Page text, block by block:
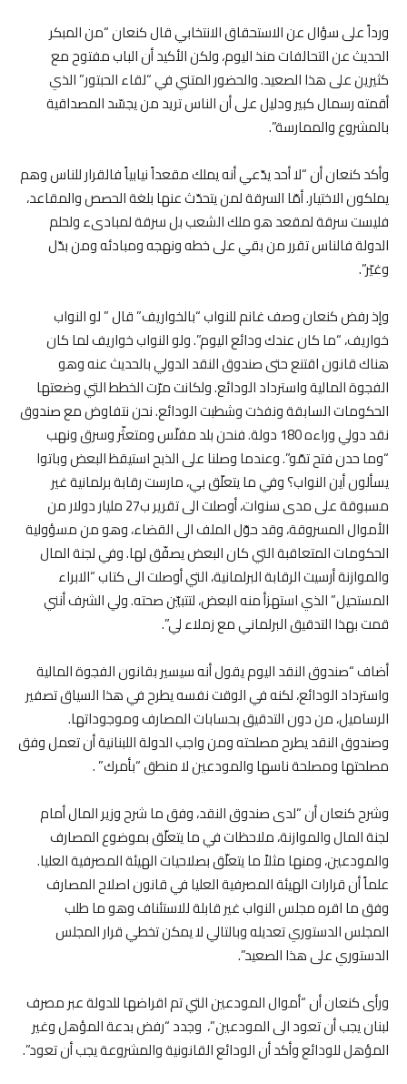
ورداً على سؤال عن الاستحقاق الانتخابي قال كنعان “من المبكر
الحديث عن التحالفات منذ اليوم، ولكن الأكيد أن الباب مفتوح مع
كثيرين على هذا الصعيد. والحضور المتني في “لقاء الحبتور” الذي
أقمته رسمال كبير ودليل على أن الناس تريد من يجسّد المصداقية
بالمشروع والممارسة”.
وأكد كنعان أن “لا أحد يدّعي أنه يملك مقعداً نيابياً فالقرار للناس وهم
يملكون الاختيار. أمّا السرقة لمن يتحدّث عنها بلغة الحصص والمقاعد،
فليست سرقة لمقعد هو ملك الشعب بل سرقة لمبادىء ولحلم
الدولة فالناس تقرر من بقي على خطه ونهجه ومبادئه ومن بدّل
وغيّر”.
وإذ رفض كنعان وصف غانم للنواب “بالخواريف” قال ” لو النواب
خواريف، “ما كان عندك ودائع اليوم”. ولو النواب خواريف لما كان
هناك قانون اقتنع حتى صندوق النقد الدولي بالحديث عنه وهو
الفجوة المالية واسترداد الودائع. ولكانت مرّت الخطط التي وضعتها
الحكومات السابقة ونفذت وشطبت الودائع. نحن نتفاوض مع صندوق
نقد دولي وراءه 180 دولة. فنحن بلد مفلّس ومتعثّر وسرق ونهب
“وما حدن فتح تمّو”. وعندما وصلنا على الذبح استيقظ البعض وباتوا
يسألون أين النواب؟ وفي ما يتعلّق بي، مارست رقابة برلمانية غير
مسبوقة على مدى سنوات، أوصلت الى تقرير ب27 مليار دولار من
الأموال المسروقة، وقد حوّل الملف الى القضاء، وهو من مسؤولية
الحكومات المتعاقبة التي كان البعض يصفّق لها. وفي لجنة المال
والموازنة أرسيت الرقابة البرلمانية، التي أوصلت الى كتاب “الابراء
المستحيل” الذي استهزأ منه البعض، لتتبيّن صحته. ولي الشرف أنني
قمت بهذا التدقيق البرلماني مع زملاء لي”.
أضاف “صندوق النقد اليوم يقول أنه سيسير بقانون الفجوة المالية
واسترداد الودائع، لكنه في الوقت نفسه يطرح في هذا السياق تصفير
الرساميل، من دون التدقيق بحسابات المصارف وموجوداتها.
وصندوق النقد يطرح مصلحته ومن واجب الدولة اللبنانية أن تعمل وفق
مصلحتها ومصلحة ناسها والمودعين لا منطق “بأمرك” .
وشرح كنعان أن “لدى صندوق النقد، وفق ما شرح وزير المال أمام
لجنة المال والموازنة، ملاحظات في ما يتعلّق بموضوع المصارف
والمودعين، ومنها مثلاً ما يتعلّق بصلاحيات الهيئة المصرفية العليا.
علماً أن قرارات الهيئة المصرفية العليا في قانون اصلاح المصارف
وفق ما اقره مجلس النواب غير قابلة للاستئناف وهو ما طلب
المجلس الدستوري تعديله وبالتالي لا يمكن تخطي قرار المجلس
الدستوري على هذا الصعيد”.
ورأى كنعان أن “أموال المودعين التي تم اقراضها للدولة عبر مصرف
لبنان يجب أن تعود الى المودعين”، وجدد “رفض بدعة المؤهل وغير
المؤهل للودائع وأكد أن الودائع القانونية والمشروعة يجب أن تعود”.